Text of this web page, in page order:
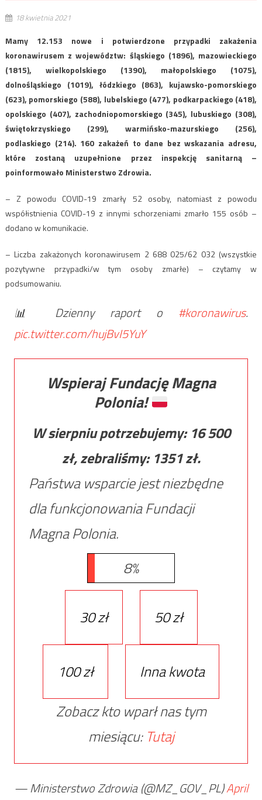
18 kwietnia 2021
Mamy 12.153 nowe i potwierdzone przypadki zakażenia
koronawirusem z województw: śląskiego (1896), mazowieckiego
(1815), wielkopolskiego (1390), małopolskiego (1075),
dolnośląskiego (1019), łódzkiego (863), kujawsko-pomorskiego
(623), pomorskiego (588), lubelskiego (477), podkarpackiego (418),
opolskiego (407), zachodniopomorskiego (345), lubuskiego (308),
świętokrzyskiego (299), warmińsko-mazurskiego (256),
podlaskiego (214). 160 zakażeń to dane bez wskazania adresu,
które zostaną uzupełnione przez inspekcję sanitarną –
poinformowało Ministerstwo Zdrowia.
– Z powodu COVID-19 zmarły 52 osoby, natomiast z powodu
współistnienia COVID-19 z innymi schorzeniami zmarło 155 osób –
dodano w komunikacie.
– Liczba zakażonych koronawirusem 2 688 025/62 032 (wszystkie
pozytywne przypadki/w tym osoby zmarłe) – czytamy w
podsumowaniu.
📊 Dzienny raport o #koronawirus.
pic.twitter.com/hujBvI5YuY
Wspieraj Fundację Magna
Polonia!
W sierpniu potrzebujemy: 16 500
zł, zebraliśmy: 1351zł.
Państwa wsparcie jest niezbędne
dla funkcjonowania Fundacji
Magna Polonia.
8%
30 zł 50 zł
100 zł
Inna kwota
Zobacz kto wparł nas tym
miesiącu: Tutaj
— Ministerstwo Zdrowia (@MZ_GOV_PL)April